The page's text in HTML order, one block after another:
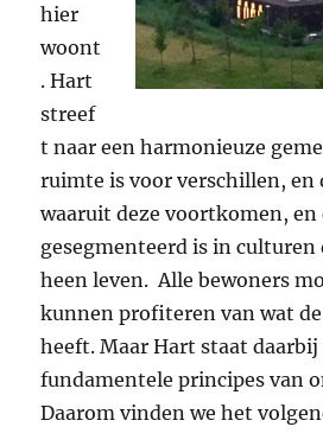
hier
woont
. Hart
streef
t naar een harmonieuze
ruimte is voor verschillen,
waaruit deze voortkomen, en
gesegmenteerd is in culturen
heen leven. Alle bewoners
kunnen profiteren van wat
heeft. Maar Hart staat daarbij
fundamentele principes van
Daarom vinden we het